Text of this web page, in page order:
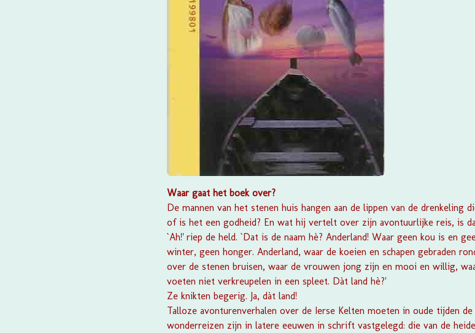
Waar gaat het boek over?
De mannen van het stenen huis hangen aan de lippen van de drenkeling
of is het een godheid? En wat hij vertelt over zijn avontuurlijke reis, is
`Ah!' riep de held. `Dat is de naam hè? Anderland! Waar geen kou is en
winter, geen honger. Anderland, waar de koeien en schapen gebraden
over de stenen bruisen, waar de vrouwen jong zijn en mooi en willig,
voeten niet verkreupelen in een spleet. Dàt land hè?'
Ze knikten begerig. Ja, dàt land!
Talloze avonturenverhalen over de Ierse Kelten moeten in oude tijden
wonderreizen zijn in latere eeuwen in schrift vastgelegd: die van de